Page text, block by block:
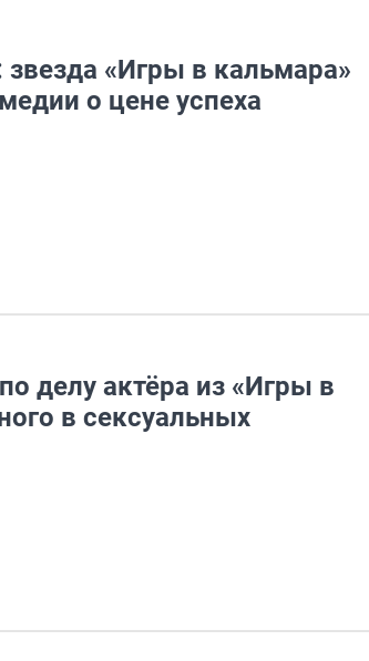
«Игры в кальмара»
о цене успеха
делу актёра из «Игры в
в сексуальных